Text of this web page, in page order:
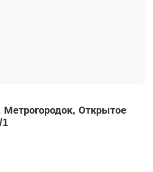
Метрогородок Открытое
1